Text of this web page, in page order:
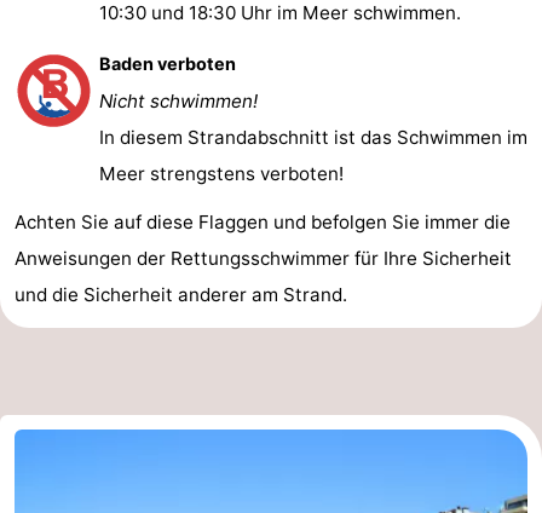
10:30 und 18:30 Uhr im Meer schwimmen.
Baden verboten
Nicht schwimmen!
In diesem Strandabschnitt ist das Schwimmen im
Meer strengstens verboten!
Achten Sie auf diese Flaggen und befolgen Sie immer die
Anweisungen der Rettungsschwimmer für Ihre Sicherheit
und die Sicherheit anderer am Strand.